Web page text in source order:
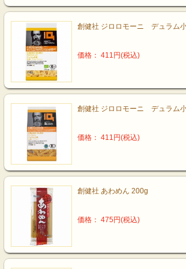
創健社 ジロロモーニ デュラム
価格： 411円(税込)
創健社 ジロロモーニ デュラム
価格： 411円(税込)
創健社 あわめん 200g
価格： 475円(税込)